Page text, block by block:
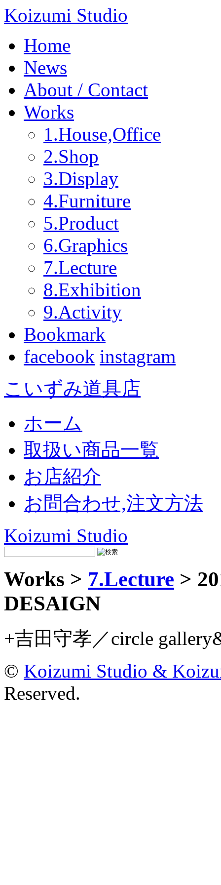
Koizumi Studio
Home
News
About / Contact
Works
1.House,Office
2.Shop
3.Display
4.Furniture
5.Product
6.Graphics
7.Lecture
8.Exhibition
9.Activity
Bookmark
facebook instagram
こいずみ道具店
ホーム
取扱い商品一覧
お店紹介
お問合わせ,注文方法
Koizumi Studio
Works > 7.Lecture >
DESAIGN
+吉田守孝／circle
© Koizumi Studio &
Reserved.